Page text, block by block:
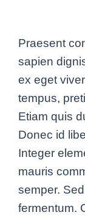
Praesent
sapien
ex eget
tempus,
Etiam quis
Donec id
Integer
mauris
semper.
fermentum.